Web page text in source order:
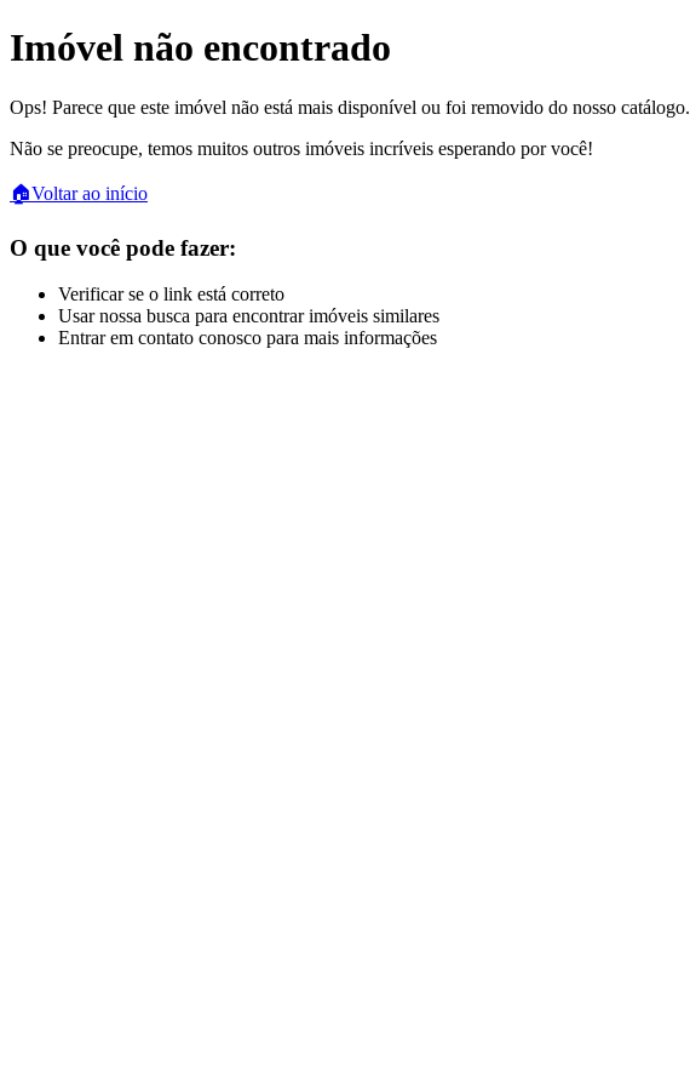
Imóvel não encontrado
Ops! Parece que este imóvel não está mais disponível ou foi removido do nosso catálogo.
Não se preocupe, temos muitos outros imóveis incríveis esperando por você!
🏠Voltar ao início
O que você pode fazer:
Verificar se o link está correto
Usar nossa busca para encontrar imóveis similares
Entrar em contato conosco para mais informações